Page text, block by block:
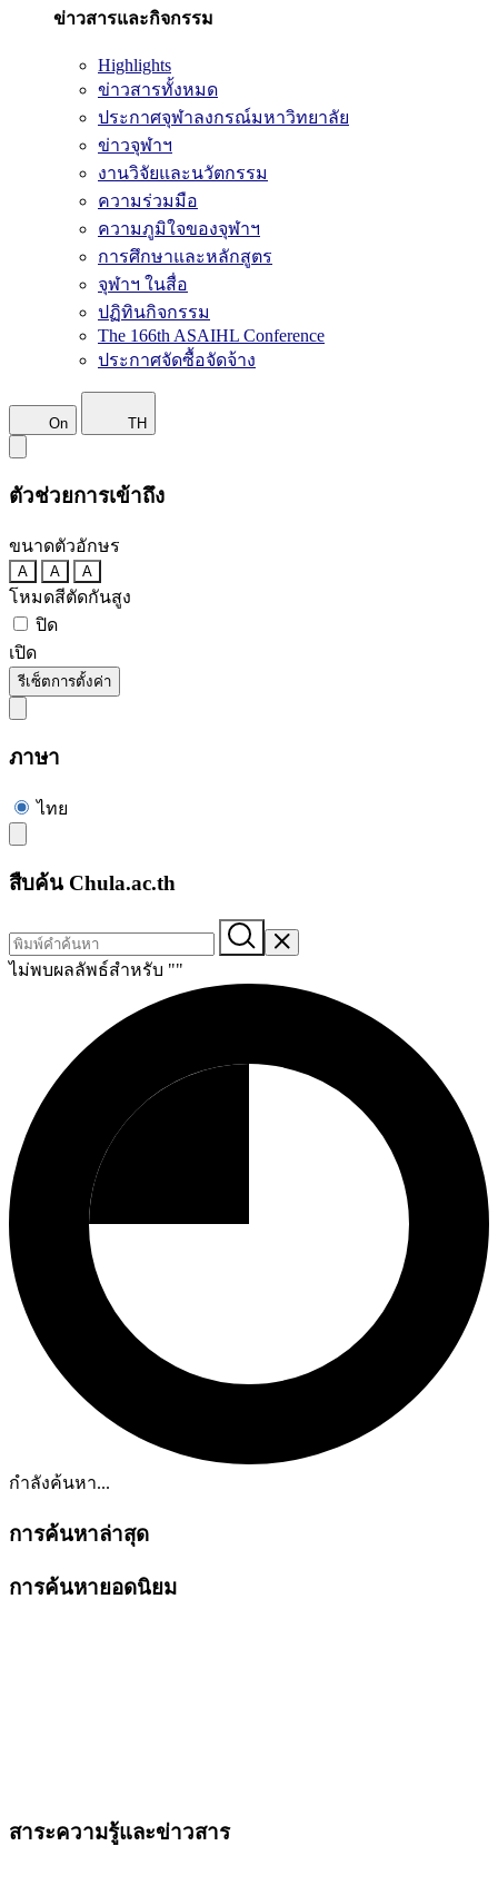
ข่าวสารและกิจกรรม
Highlights
ข่าวสารทั้งหมด
ประกาศจุฬาลงกรณ์มหาวิทยาลัย
ข่าวจุฬาฯ
งานวิจัยและนวัตกรรม
ความร่วมมือ
ความภูมิใจของจุฬาฯ
การศึกษาและหลักสูตร
จุฬาฯ ในสื่อ
ปฏิทินกิจกรรม
The 166th ASAIHL Conference
ประกาศจัดซื้อจัดจ้าง
On TH
ตัวช่วยการเข้าถึง
ขนาดตัวอักษร
A A A
โหมดสีตัดกันสูง
ปิด
เปิด
รีเซ็ตการตั้งค่า
ภาษา
ไทย
สืบค้น Chula.ac.th
ไม่พบผลลัพธ์สำหรับ ""
กำลังค้นหา...
การค้นหาล่าสุด
การค้นหายอดนิยม
สาระความรู้และข่าวสาร